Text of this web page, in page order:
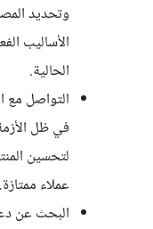
وتحديد
الأساليب
الحالية.
التواصل مع
في ظل
لتحسين
عملاء ممتازة.
البحث عن